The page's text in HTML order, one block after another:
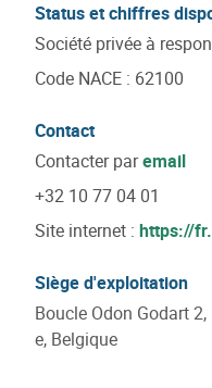
Status et chiffres
Société privée à
Code NACE : 62100
Contact
Contacter paremail
+32 10 77 04 01
Site internet : https://
Siège d'exploitation
Boucle Odon Godart
e, Belgique